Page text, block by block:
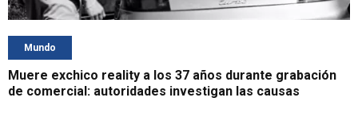
Mundo
Muere exchico reality a los 37 años durante grabación
de comercial: autoridades investigan las causas